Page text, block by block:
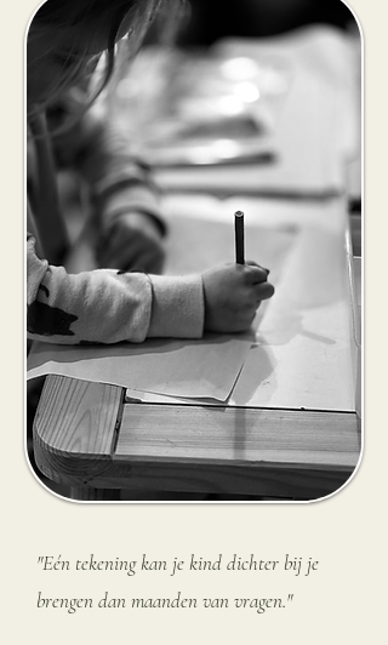
"Eén tekening kan je kind dichter bij je
brengen dan maanden van vragen."